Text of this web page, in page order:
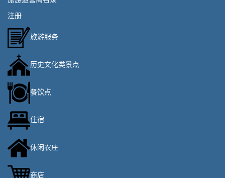
注册
旅游服务
历史文化类景点
餐饮点
住宿
休闲农庄
商店